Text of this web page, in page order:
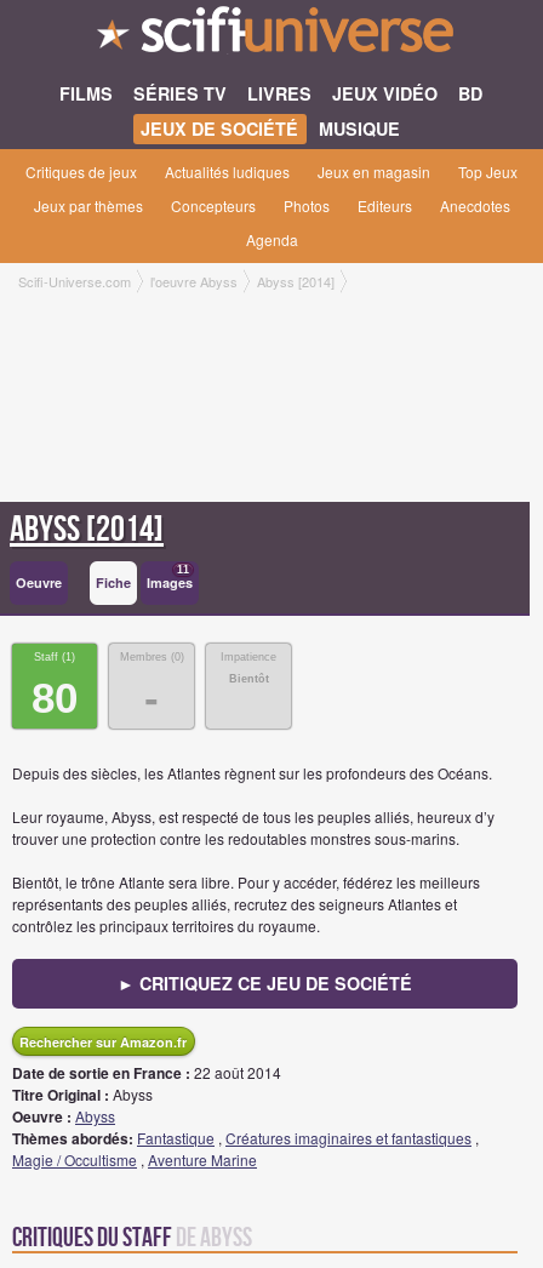
FILMS SÉRIES TV LIVRES JEUX VIDÉO
BD
JEUX DE SOCIÉTÉ
MUSIQUE
Critiques de jeux Actualités ludiques Jeux en magasin
Top Jeux
Jeux par thèmes
Concepteurs Photos Editeurs
Anecdotes
Agenda
Scifi-Universe.com l'oeuvre Abyss Abyss [2014]
Abyss [2014]
Oeuvre Fiche Images
11
Staff (1)
80
Membres (0)
-
Impatience
Bientôt
Depuis des siècles, les Atlantes règnent sur les profondeurs des Océans.
Leur royaume, Abyss, est respecté de tous les peuples alliés, heureux d’y
trouver une protection contre les redoutables monstres sous-marins.
Bientôt, le trône Atlante sera libre. Pour y accéder, fédérez les meilleurs
représentants des peuples alliés, recrutez des seigneurs Atlantes et
contrôlez les principaux territoires du royaume.
► CRITIQUEZ CE JEU DE SOCIÉTÉ
Rechercher sur Amazon.fr
Date de sortie en France : 22 août 2014
Titre Original : Abyss
Oeuvre : Abyss
Thèmes abordés: Fantastique , Créatures imaginaires et fantastiques ,
Magie / Occultisme , Aventure Marine
Critiques du staffde Abyss